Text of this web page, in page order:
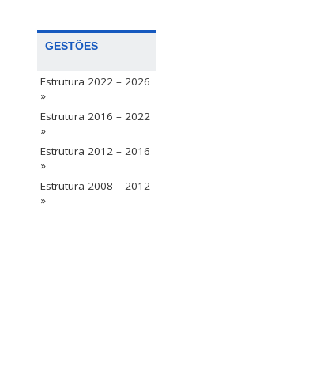
GESTÕES
Estrutura 2022 – 2026
»
Estrutura 2016 – 2022
»
Estrutura 2012 – 2016
»
Estrutura 2008 – 2012
»